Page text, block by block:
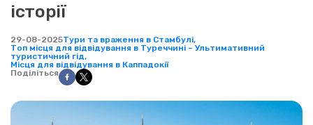
історії
29-08-2025Тури та враження в Стамбулі,
Топ місця для відвідування в Туреччині – Ультимативний
туристичний гід,
Місця для відвідування в Каппадокії
Поділіться